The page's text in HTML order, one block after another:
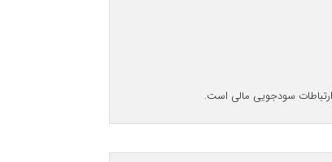
سودجویی مالی است.